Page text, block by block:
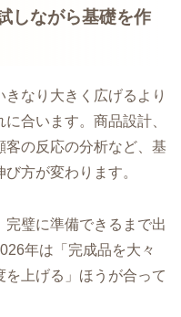
しながら基礎を作
なり大きく広げるより
合います。商品設計、
の反応の分析など、基
方が変わります。
璧に準備できるまで出
年は「完成品を大々
上げる」ほうが合って